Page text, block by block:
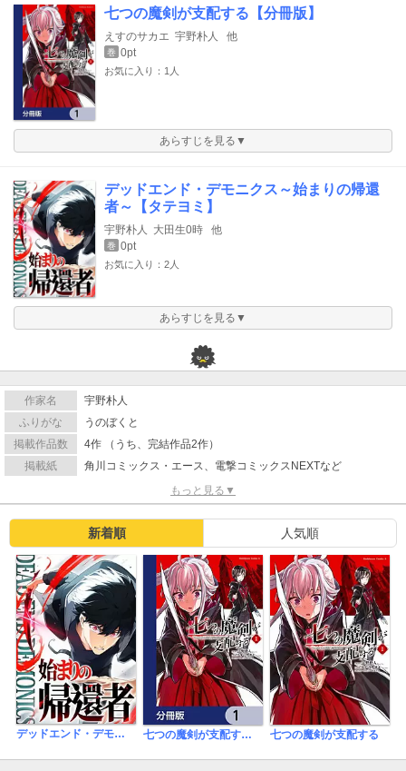
七つの魔剣が支配する【分冊版】
えすのサカエ 宇野朴人 他
巻 0pt
お気に入り：1人
あらすじを見る▼
デッドエンド・デモニクス～始まりの帰還
者～【タテヨミ】
宇野朴人 大田生0時 他
巻 0pt
お気に入り：2人
あらすじを見る▼
作家名
宇野朴人
ふりがな
うのぼくと
掲載作品数
4作 （うち、完結作品2作）
掲載紙
角川コミックス・エース、電撃コミックスNEXTなど
もっと見る▼
新着順 人気順
デッドエンド・デモニクス～始まりの帰還者～【タテヨミ】 七つの魔剣が支配する【分冊版】 七つの魔剣が支配する